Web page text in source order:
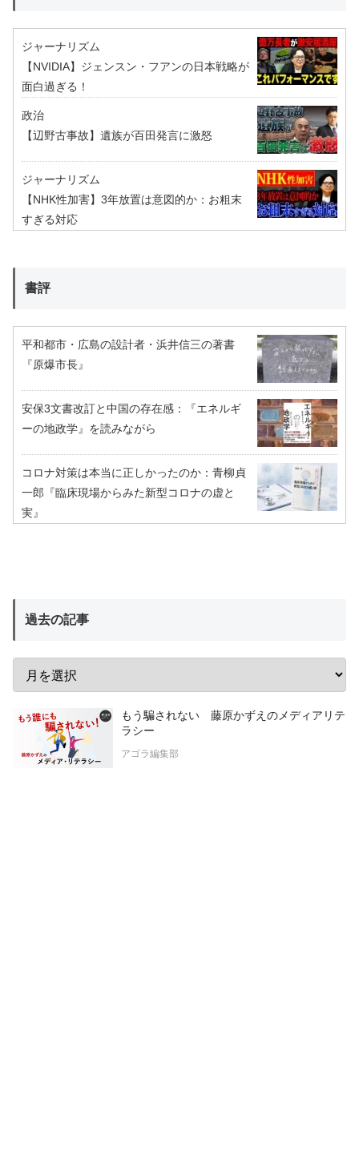
ジャーナリズム
【NVIDIA】ジェンスン・フアンの日本戦略が
面白過ぎる！
政治
【辺野古事故】遺族が百田発言に激怒
ジャーナリズム
【NHK性加害】3年放置は意図的か：お粗末
すぎる対応
書評
平和都市・広島の設計者・浜井信三の著書
『原爆市長』
安保3文書改訂と中国の存在感：『エネルギ
ーの地政学』を読みながら
コロナ対策は本当に正しかったのか：青柳貞
一郎『臨床現場からみた新型コロナの虚と
実』
過去の記事
もう騙されない 藤原かずえのメディアリテ
ラシー
アゴラ編集部